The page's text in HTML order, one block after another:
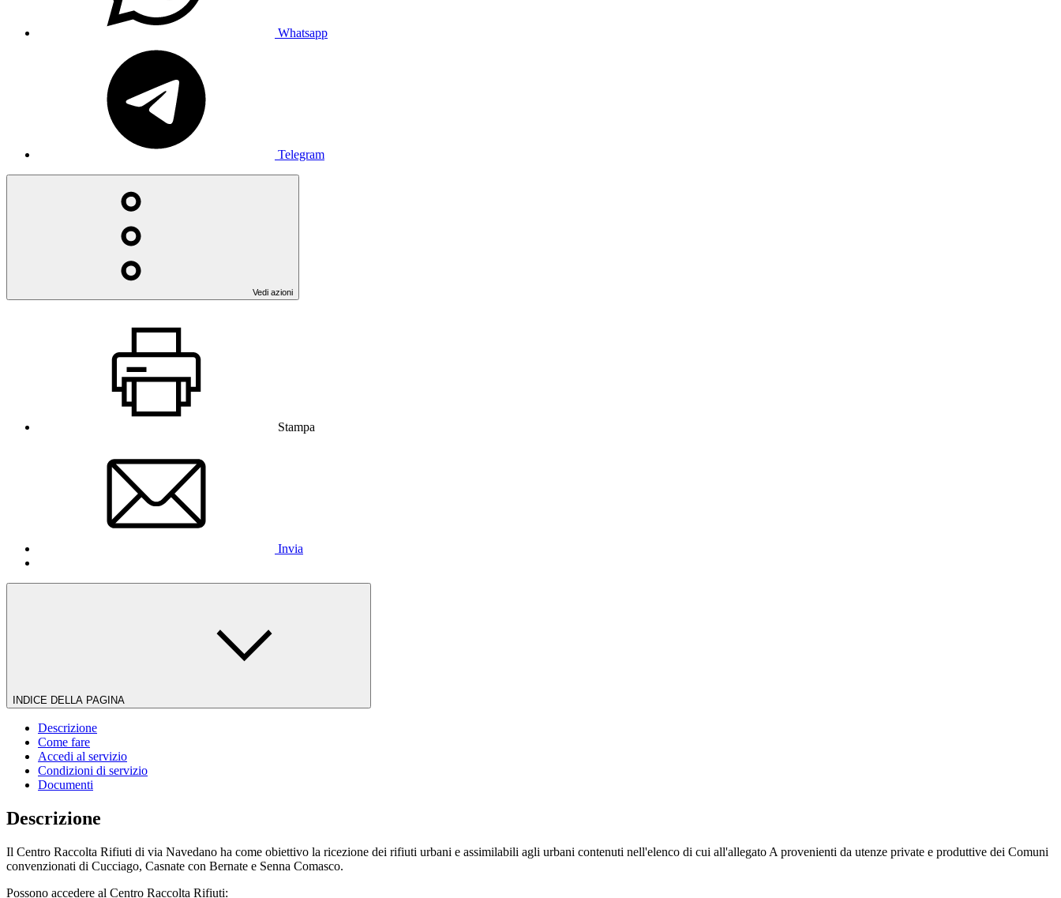
Whatsapp
Telegram
Vedi azioni
Stampa
Invia
INDICE DELLA PAGINA
Descrizione
Come fare
Accedi al servizio
Condizioni di servizio
Documenti
Descrizione
Il Centro Raccolta Rifiuti di via Navedano ha come obiettivo la ricezione dei rifiuti urbani e assimilabili agli urbani contenuti nell'elenco di cui all'allegato A provenienti da utenze private e produttive dei Comuni
convenzionati di Cucciago, Casnate con Bernate e Senna Comasco.
Possono accedere al Centro Raccolta Rifiuti: